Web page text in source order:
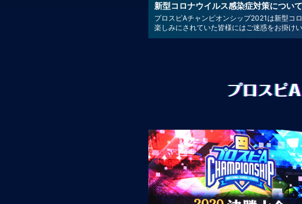
新型コロナウイルス感染症対策につい
プロスピAチャンピオンシップ2021は新型コ
楽しみにされていた皆様にはご迷惑をお掛け
プロスピ